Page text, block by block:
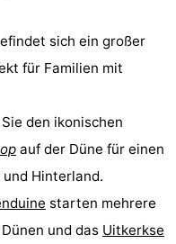
sich ein großer
für Familien mit
den ikonischen
auf der Düne für einen
Hinterland.
starten mehrere
und das Uitkerkse